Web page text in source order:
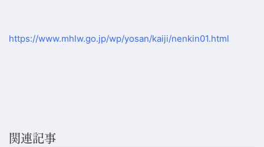
https://www.mhlw.go.jp/wp/yosan/kaiji/nenkin01.html
関連記事